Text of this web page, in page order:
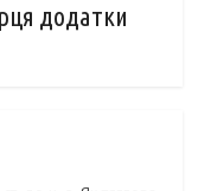
додатки